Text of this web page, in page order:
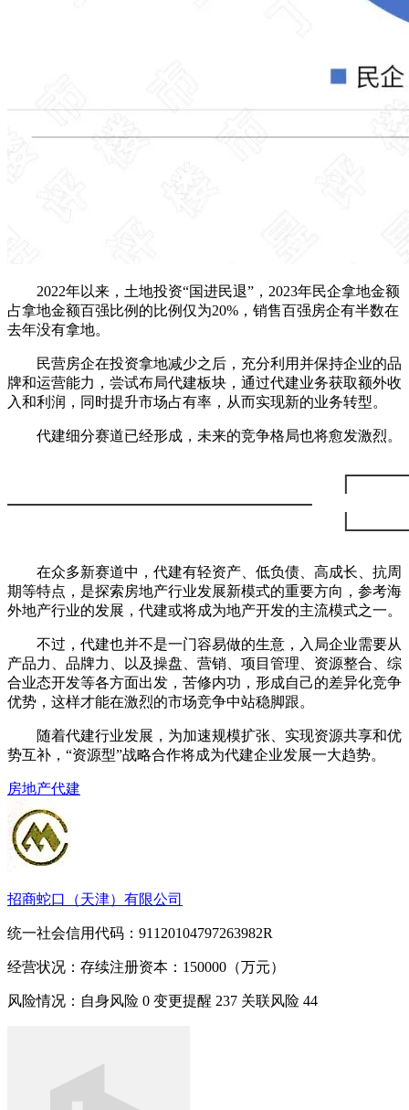
2022年以来，土地投资“国进民退”，2023年民企拿地金额
占拿地金额百强比例的比例仅为20%，销售百强房企有半数在
去年没有拿地。
民营房企在投资拿地减少之后，充分利用并保持企业的品
牌和运营能力，尝试布局代建板块， 通过代建业务获取额外收
入和利润，同时提升市场占有率，从而实现新的业务转型。
代建细分赛道已经形成，未来的竞争格局也将愈发激烈。
在众多新赛道中，代建有轻资产、低负债、高成长、抗周
期等特点，是探索房地产行业发展新模式的重要方向，参考海
外地产行业的发展，代建或将成为地产开发的主流模式之一。
不过，代建也并不是一门容易做的生意，入局企业需要从
产品力、品牌力、以及操盘、营销、项目管理、资源整合、综
合业态开发等各方面出发，苦修内功，形成自己的差异化竞争
优势，这样才能在激烈的市场竞争中站稳脚跟。
随着代建行业发展，为加速规模扩张、实现资源共享和优
势互补，“资源型”战略合作将成为代建企业发展一大趋势。
房地产代建
招商蛇口（天津）有限公司
统一社会信用代码：91120104797263982R
经营状况：存续注册资本：150000（万元）
风险情况：自身风险 0 变更提醒 237 关联风险 44